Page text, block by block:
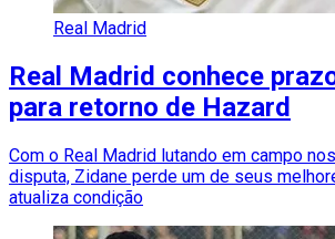
Real Madrid
Real Madrid conhece
para retorno de Hazard
Com o Real Madrid lutando em campo
disputa, Zidane perde um de seus
atualiza condição